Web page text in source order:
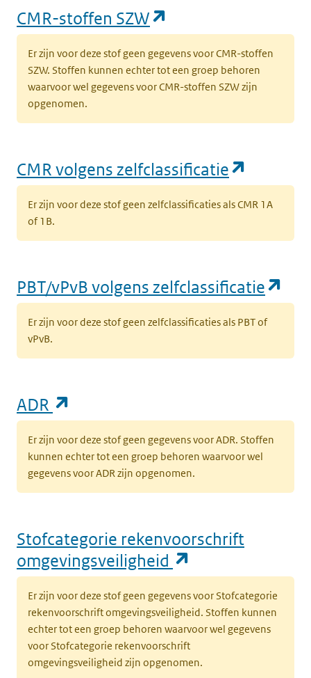
CMR-stoffen SZW
Er zijn voor deze stof geen gegevens voor CMR-stoffen
SZW. Stoffen kunnen echter tot een groep behoren
waarvoor wel gegevens voor CMR-stoffen SZW zijn
opgenomen.
CMR volgens zelfclassificatie
Er zijn voor deze stof geen zelfclassificaties als CMR 1A
of 1B.
PBT/vPvB volgens zelfclassificatie
Er zijn voor deze stof geen zelfclassificaties als PBT of
vPvB.
ADR
Er zijn voor deze stof geen gegevens voor ADR. Stoffen
kunnen echter tot een groep behoren waarvoor wel
gegevens voor ADR zijn opgenomen.
Stofcategorie rekenvoorschrift
omgevingsveiligheid
Er zijn voor deze stof geen gegevens voor Stofcategorie
rekenvoorschrift omgevingsveiligheid. Stoffen kunnen
echter tot een groep behoren waarvoor wel gegevens
voor Stofcategorie rekenvoorschrift
omgevingsveiligheid zijn opgenomen.